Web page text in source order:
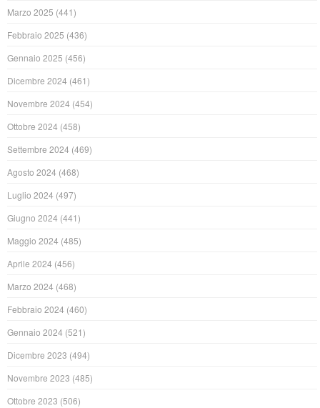
Marzo 2025 (441)
Febbraio 2025 (436)
Gennaio 2025 (456)
Dicembre 2024 (461)
Novembre 2024 (454)
Ottobre 2024 (458)
Settembre 2024 (469)
Agosto 2024 (468)
Luglio 2024 (497)
Giugno 2024 (441)
Maggio 2024 (485)
Aprile 2024 (456)
Marzo 2024 (468)
Febbraio 2024 (460)
Gennaio 2024 (521)
Dicembre 2023 (494)
Novembre 2023 (485)
Ottobre 2023 (506)